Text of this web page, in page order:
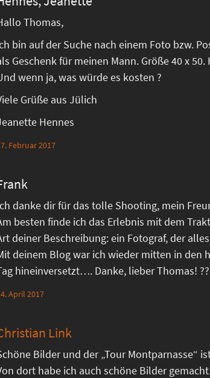
Thomas,
bin auf der Suche nach einem Foto bzw.
Geschenk für meinen Mann. Größe 40 x
wenn ja, was würde es kosten ?
Grüße aus Jülich
Hennes
Februar 2017
danke dir für das tolle Shooting, mein
besten finde ich das Erlebnis mit dem
deiner Beschreibung: ein Fotograf, der
deinem Blog war ich wieder mitten in den
hineinversetzt…. Danke, lieber Thomas!
April 2017
Link
Bilder und der „Tour Montparnasse“
dort habe ich auch schöne Bilder